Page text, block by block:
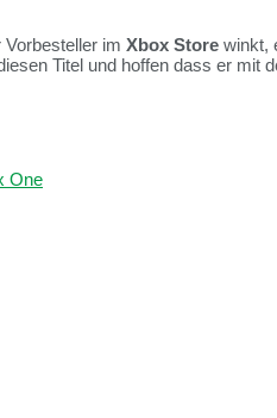
Vorbesteller im Xbox Store winkt,
Titel und hoffen dass er mit
One